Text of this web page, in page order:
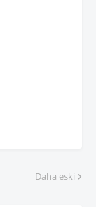
Daha eski